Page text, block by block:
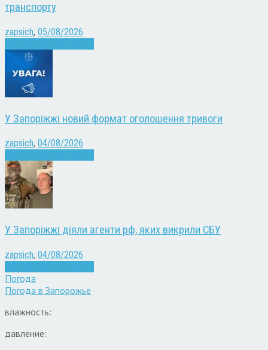
транспорту
zapsich, 05/08/2026
У Запоріжжі новий формат оголошення тривоги
zapsich, 04/08/2026
У Запоріжжі діяли агенти рф, яких викрили СБУ
zapsich, 04/08/2026
Погода
Погода в Запорожье
влажность:
давление: